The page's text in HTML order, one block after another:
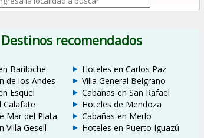
Destinos recomendados
Bariloche
de los Andes
Esquel
Calafate
Mar del Plata
Villa Gesell
Hoteles en Carlos Paz
Villa General Belgrano
Cabañas en San Rafael
Hoteles de Mendoza
Cabañas en Merlo
Hoteles en Puerto Iguazú